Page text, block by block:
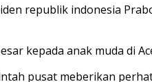
republik indonesia
kepada anak muda di
pusat meberikan